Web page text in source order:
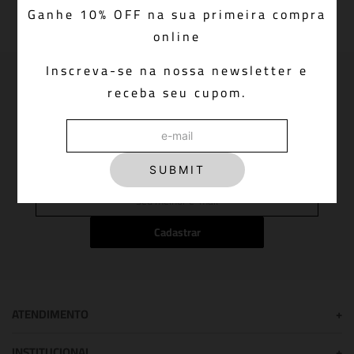
Ganhe 10% OFF na sua primeira compra
online
Inscreva-se na nossa newsletter e
receba seu cupom.
SUBMIT
Newsletter: join us!
Inscreva-se em nossa newsletter para receber
novidades, promoções e muito mais
Cadastrar